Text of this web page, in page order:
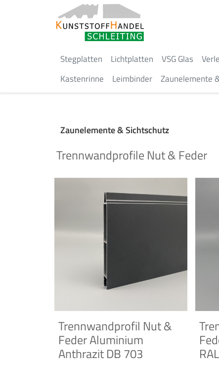
Stegplatten Lichtplatten VSG Glas
Kastenrinne
Leimbinder Zaunelemente
Zaunelemente & Sichtschutz
Trennwandprofile Nut & Feder
Trennwandprofil Nut &
Feder Aluminium
Anthrazit DB 703